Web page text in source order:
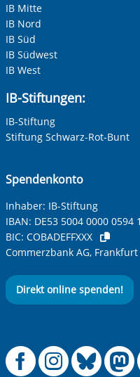
IB Mitte
IB Nord
IB Süd
IB Südwest
IB West
IB-Stiftungen:
IB-Stiftung
Stiftung Schwarz-Rot-Bunt
Spendenkonto
Inhaber: IB-Stiftung
IBAN: DE53 5004 0000 0594
BIC: COBADEFFXXX
Commerzbank AG,
Direkt online spenden!